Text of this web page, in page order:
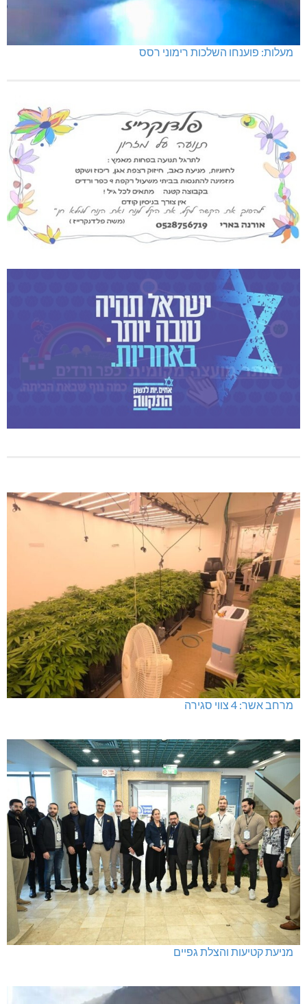
מעלות: פוענחו השלכות רימוני רסס
מרחב אשר: 4 צווי סגירה
מניעת קטיעות והצלת גפיים